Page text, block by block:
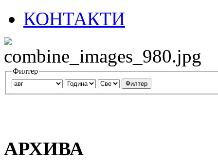
КОНТАКТИ
Филтер
Филтер
АРХИВА